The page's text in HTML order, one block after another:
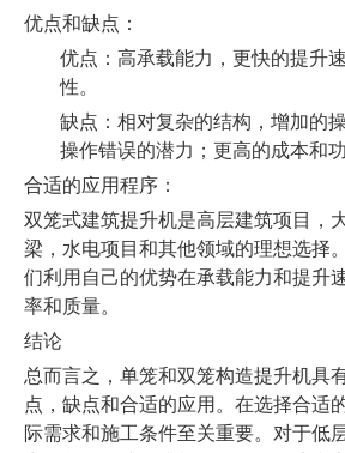
优点和缺点：
优点：高承载能力，更快的提升
性。
缺点：相对复杂的结构，增加的
操作错误的潜力；更高的成本和功
合适的应用程序：
双笼式建筑提升机是高层建筑项目，
梁，水电项目和其他领域的理想选择
们利用自己的优势在承载能力和提升
率和质量。
结论
总而言之，单笼和双笼构造提升机具
点，缺点和合适的应用。在选择合适
际需求和施工条件至关重要。对于低